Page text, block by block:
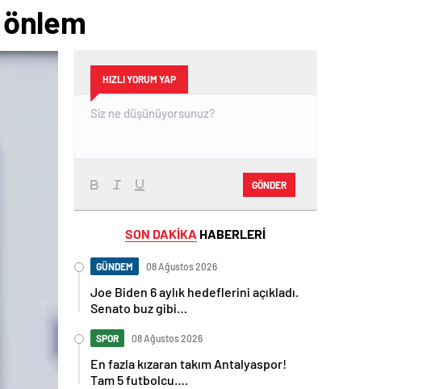
HIZLI YORUM YAP
GÖNDER
SON DAKİKA HABERLERİ
GÜNDEM 08 Ağustos 2026
Joe Biden 6 aylık hedeflerini açıkladı.
Senato buz gibi…
SPOR 08 Ağustos 2026
En fazla kızaran takım Antalyaspor!
Tam 5 futbolcu….